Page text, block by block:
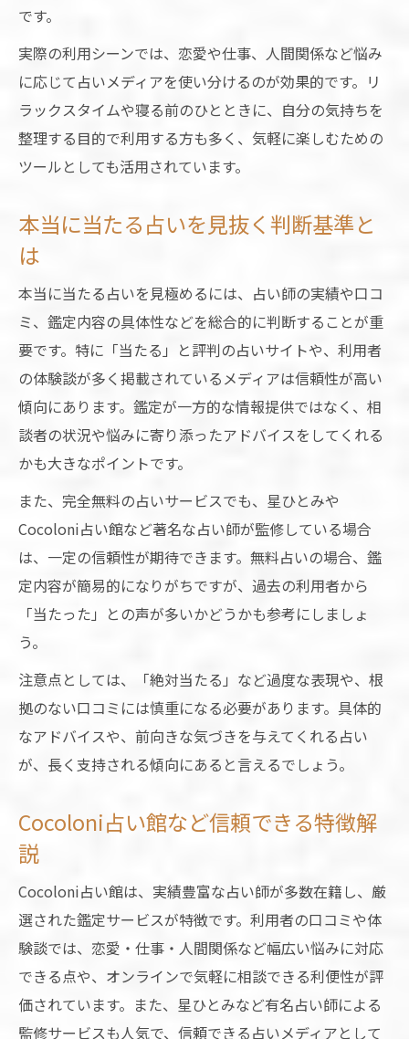
占いメディアで当たる占い師を選ぶコツ
Web占い無料体験で信頼度を確かめる手順
恋愛運を知りたい人向け占い活用術
恋愛運に強い占いメディアの選び方解説
片想いの気持ちを占いで知るコツまとめ
占いサイトで恋愛運を高める実践テクニッ
ク
深夜にも使える安心の占いサービス紹介
深夜でも安心して使える占いメディア特集
Web占い無料利用で夜間もリラックス体験
Cocoloni占い館ログイン時の安心ポイント
当たる占いサイト無料版で夜も楽しむコツ
です。
実際の利用シーンでは、恋愛や仕事、人間関係など悩み
に応じて占いメディアを使い分けるのが効果的です。リ
ラックスタイムや寝る前のひとときに、自分の気持ちを
整理する目的で利用する方も多く、気軽に楽しむための
ツールとしても活用されています。
本当に当たる占いを見抜く判断基準と
は
本当に当たる占いを見極めるには、占い師の実績や口コ
ミ、鑑定内容の具体性などを総合的に判断することが重
要です。特に「当たる」と評判の占いサイトや、利用者
の体験談が多く掲載されているメディアは信頼性が高い
傾向にあります。鑑定が一方的な情報提供ではなく、相
談者の状況や悩みに寄り添ったアドバイスをしてくれる
かも大きなポイントです。
また、完全無料の占いサービスでも、星ひとみや
Cocoloni占い館など著名な占い師が監修している場合
は、一定の信頼性が期待できます。無料占いの場合、鑑
定内容が簡易的になりがちですが、過去の利用者から
「当たった」との声が多いかどうかも参考にしましょ
う。
注意点としては、「絶対当たる」など過度な表現や、根
拠のない口コミには慎重になる必要があります。具体的
なアドバイスや、前向きな気づきを与えてくれる占い
が、長く支持される傾向にあると言えるでしょう。
Cocoloni占い館など信頼できる特徴解
説
Cocoloni占い館は、実績豊富な占い師が多数在籍し、厳
選された鑑定サービスが特徴です。利用者の口コミや体
験談では、恋愛・仕事・人間関係など幅広い悩みに対応
できる点や、オンラインで気軽に相談できる利便性が評
価されています。また、星ひとみなど有名占い師による
監修サービスも人気で、信頼できる占いメディアとして